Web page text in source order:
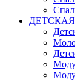
ДЕТСКАЯ